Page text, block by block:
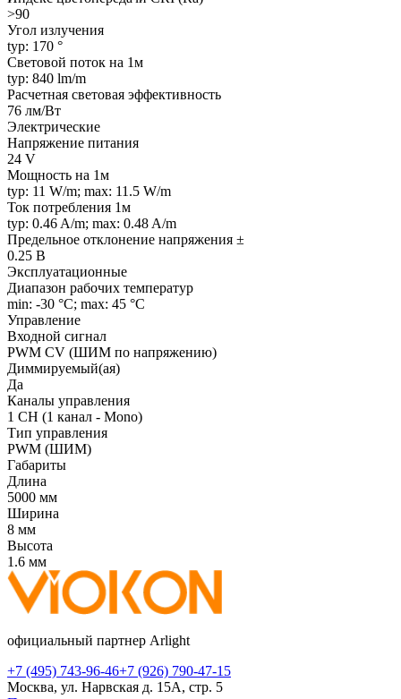
>90
Угол излучения
typ: 170 °
Световой поток на 1м
typ: 840 lm/m
Расчетная световая эффективность
76 лм/Вт
Электрические
Напряжение питания
24 V
Мощность на 1м
typ: 11 W/m; max: 11.5 W/m
Ток потребления 1м
typ: 0.46 A/m; max: 0.48 A/m
Предельное отклонение напряжения ±
0.25 В
Эксплуатационные
Диапазон рабочих температур
min: -30 °C; max: 45 °C
Управление
Входной сигнал
PWM СV (ШИМ по напряжению)
Диммируемый(ая)
Да
Каналы управления
1 CH (1 канал - Mono)
Тип управления
PWM (ШИМ)
Габариты
Длина
5000 мм
Ширина
8 мм
Высота
1.6 мм
официальный партнер Arlight
+7 (495) 743-96-46+7 (926) 790-47-15
Москва, ул. Нарвская д. 15А, стр. 5